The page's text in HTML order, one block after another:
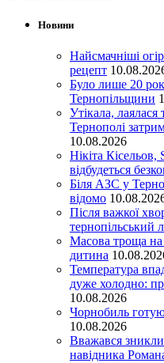
Новини
Найсмачніші
рецепт
Було лише 20
Тернопільщини
Утікала, лаялася
Тернополі
10.08.2026
Нікіта
відбудеться
Біля АЗС у
відомо
Після важкої
тернопільський
Масова троща на
дитина
Температура
дуже холодно:
10.08.2026
Чорнобиль
10.08.2026
Вважався
навідника